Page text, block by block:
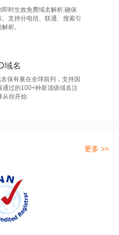
即时生效免费域名解析,确保
支持分电信、联通、搜索引
析。
域名
保有量在全球前列，支持国
通过的100+种新顶级域名注
从你开始
更多 >>